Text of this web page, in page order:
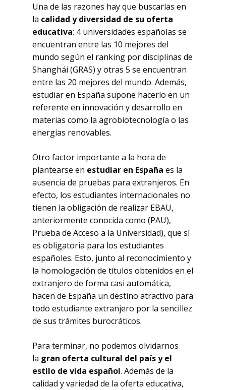
No hay productos
en el carrito.
Una de las razones hay que buscarlas en
la calidad y diversidad de su oferta
educativa: 4 universidades españolas se
encuentran entre las 10 mejores del
mundo según el ranking por disciplinas de
Shanghái (GRAS) y otras 5 se encuentran
entre las 20 mejores del mundo. Además,
estudiar en España supone hacerlo en un
referente en innovación y desarrollo en
materias como la agrobiotecnología o las
energías renovables.
Otro factor importante a la hora de
plantearse en estudiar en España es la
ausencia de pruebas para extranjeros. En
efecto, los estudiantes internacionales no
tienen la obligación de realizar EBAU,
anteriormente conocida como (PAU),
Prueba de Acceso a la Universidad), que sí
es obligatoria para los estudiantes
españoles. Esto, junto al reconocimiento y
la homologación de títulos obtenidos en el
extranjero de forma casi automática,
hacen de España un destino atractivo para
todo estudiante extranjero por la sencillez
de sus trámites burocráticos.
Para terminar, no podemos olvidarnos
la gran oferta cultural del país y el
estilo de vida español. Además de la
calidad y variedad de la oferta educativa,